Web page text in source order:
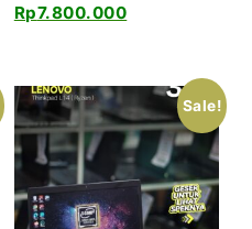
Rp7.800.000
Sale!